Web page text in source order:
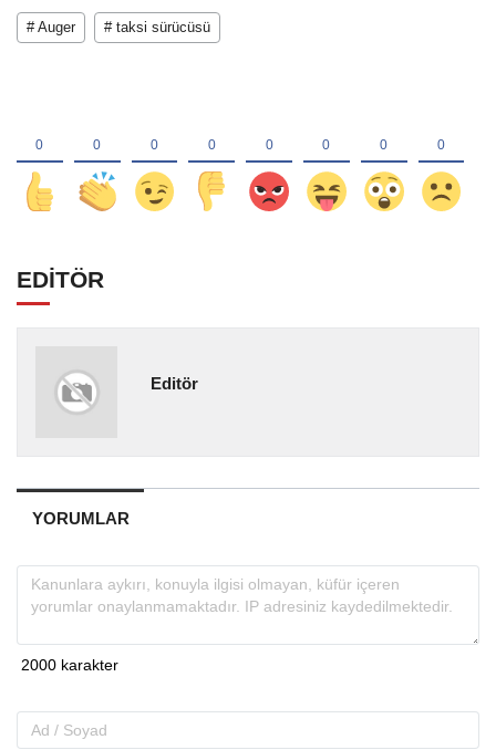
# Auger # taksi sürücüsü
EDİTÖR
Editör
YORUMLAR